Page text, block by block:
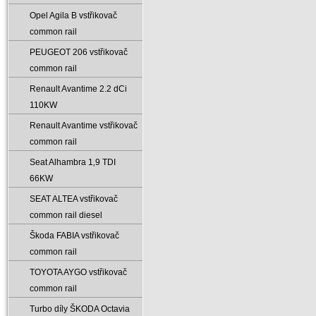
Opel Agila B vstřikovač
common rail
PEUGEOT 206 vstřikovač
common rail
Renault Avantime 2.2 dCi
110KW
Renault Avantime vstřikovač
common rail
Seat Alhambra 1‚9 TDI
66KW
SEAT ALTEA vstřikovač
common rail diesel
Škoda FABIA vstřikovač
common rail
TOYOTA AYGO vstřikovač
common rail
Turbo díly ŠKODA Octavia